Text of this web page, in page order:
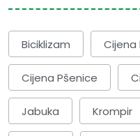
Biciklizam Cijena
Cijena Pšenice
Jabuka Krompir